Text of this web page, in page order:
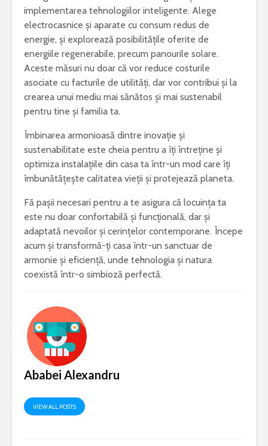
implementarea tehnologiilor inteligente. Alege
electrocasnice și aparate cu consum redus de
energie, și explorează posibilitățile oferite de
energiile regenerabile, precum panourile solare.
Aceste măsuri nu doar că vor reduce costurile
asociate cu facturile de utilități, dar vor contribui și la
crearea unui mediu mai sănătos și mai sustenabil
pentru tine și familia ta.
Îmbinarea armonioasă dintre inovație și
sustenabilitate este cheia pentru a îți întreține și
optimiza instalațiile din casa ta într-un mod care îți
îmbunătățește calitatea vieții și protejează planeta.
Fă pașii necesari pentru a te asigura că locuința ta
este nu doar confortabilă și funcțională, dar și
adaptată nevoilor și cerințelor contemporane. Începe
acum și transformă-ți casa într-un sanctuar de
armonie și eficiență, unde tehnologia și natura
coexistă într-o simbioză perfectă.
Ababei Alexandru
VIEW ALL POSTS